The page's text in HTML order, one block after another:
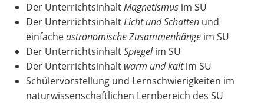
Der UnterrichtsinhaltMagnetismus im SU
Der UnterrichtsinhaltLicht und Schatten und
einfacheastronomische Zusammenhänge im SU
Der UnterrichtsinhaltSpiegelim SU
Der Unterrichtsinhalt warm und kaltim SU
Schülervorstellung und Lernschwierigkeiten im
naturwissenschaftlichen Lernbereich des SU